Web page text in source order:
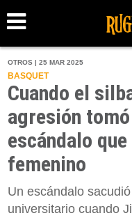
OTROS | 25 MAR 2025
BASQUET
Cuando el
agresión
escándalo
femenino
Un escándalo
universitario cuando